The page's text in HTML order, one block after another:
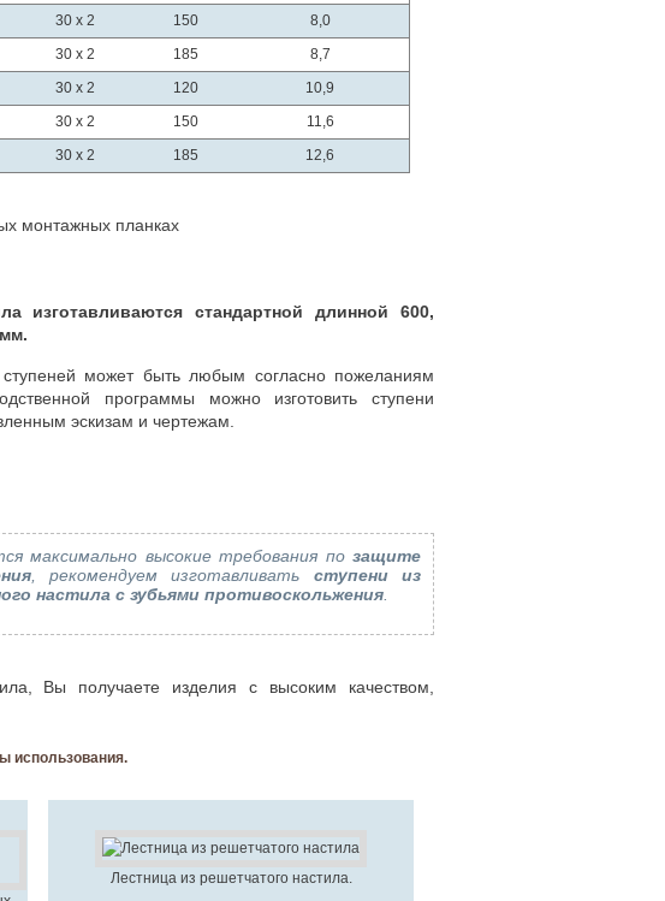
30 x 2 150
8,0
30 x 2 185
8,7
30 x 2 120
10,9
30 x 2 150
11,6
30 x 2 185 12,6
монтажных планках
изготавливаются стандартной длинной 600,
может быть любым согласно пожеланиям
программы можно изготовить ступени
эскизам и чертежам.
максимально высокие требования по защите
, рекомендуем изготавливать ступени из
настила с зубьями противоскольжения
Вы получаете изделия с высоким качеством,
использования.
Лестница из решетчатого настила.